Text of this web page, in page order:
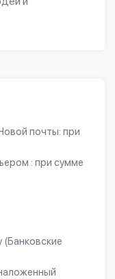
почты: при
: при сумме